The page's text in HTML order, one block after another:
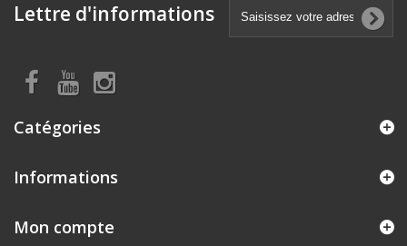
Lettre d'informations
Catégories
Informations
Mon compte